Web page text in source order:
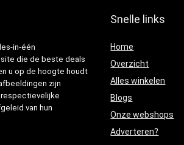
in-één
die de beste deals
u op de hoogte houdt
zijn
van hun
Snelle links
Home
Overzicht
Alles winkelen
Blogs
Onze webshops
Adverteren?